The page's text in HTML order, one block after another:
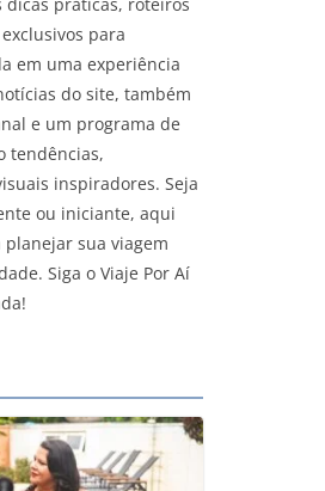
para
em uma experiência
do site, também
e um programa de
tendências,
inspiradores. Seja
ou iniciante, aqui
sua viagem
Siga o Viaje Por Aí